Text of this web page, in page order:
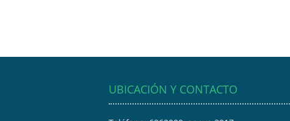
UBICACIÓN Y CONTACTO